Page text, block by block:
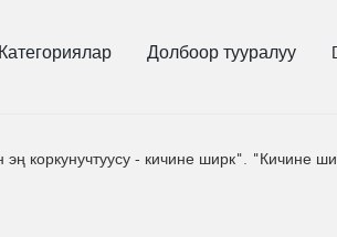
Категориялар Долбоор тууралуу
коркунучтуусу - кичине ширк".